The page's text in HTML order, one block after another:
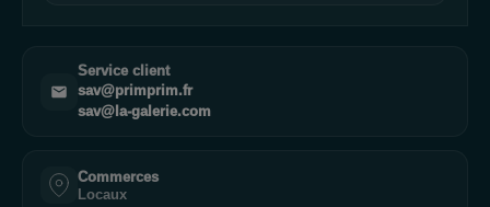
Service client
sav@primprim.fr
sav@la-galerie.com
Commerces
Locaux